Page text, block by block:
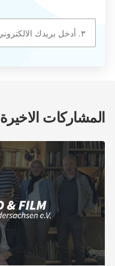
المشاركات الاخيرة